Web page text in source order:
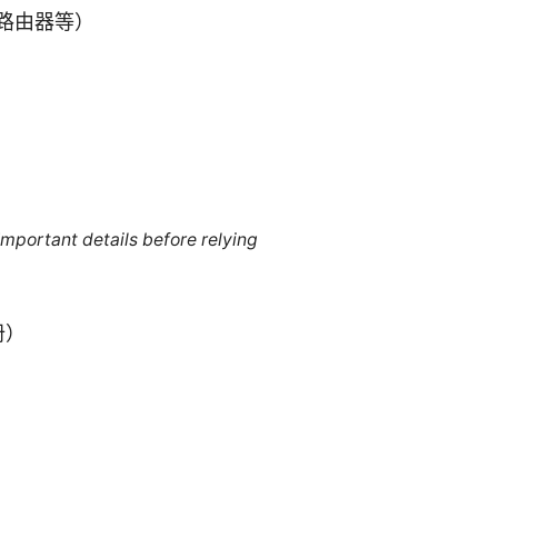
器等）
details before relying